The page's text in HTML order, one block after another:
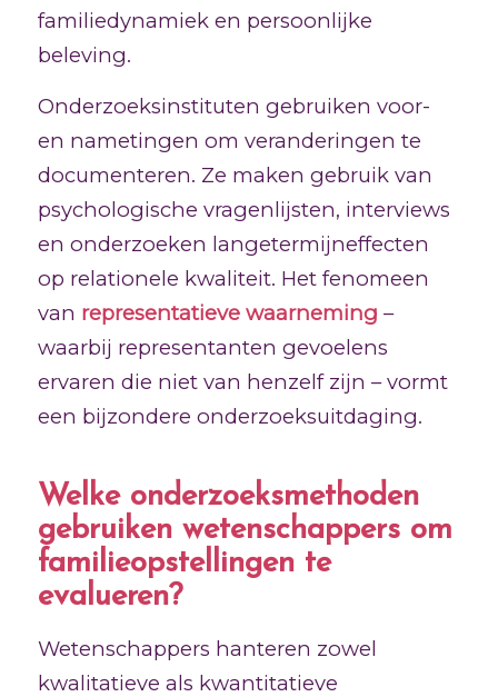
familiedynamiek en persoonlijke
beleving.
Onderzoeksinstituten gebruiken voor-
en nametingen om veranderingen te
documenteren. Ze maken gebruik van
psychologische vragenlijsten, interviews
en onderzoeken langetermijneffecten
op relationele kwaliteit. Het fenomeen
van representatieve waarneming –
waarbij representanten gevoelens
ervaren die niet van henzelf zijn – vormt
een bijzondere onderzoeksuitdaging.
Welke onderzoeksmethoden
gebruiken wetenschappers om
familieopstellingen te
evalueren?
Wetenschappers hanteren zowel
kwalitatieve als kwantitatieve